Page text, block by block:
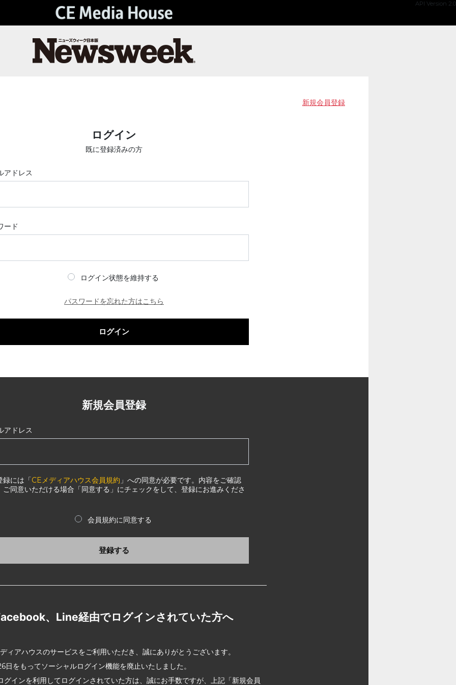
API Version 2.0
新規会員登録
ログイン
既に登録済みの方
アドレス
ード
ログイン状態を維持する
パスワードを忘れた方はこちら
ログイン
新規会員登録
アドレス
録には「CEメディアハウス会員規約 」への同意が必要です。内容をご確認
ご同意いただける場合「同意する」にチェックをして、登録にお進みくださ
会員規約に同意する
登録する
、Line経由でログインされていた方へ
ィアハウスのサービスをご利用いただき、誠にありがとうございます。
日をもってソーシャルログイン機能を廃止いたしました。
グインを利用してログインされていた方は、誠にお手数ですが、上記「新規会員